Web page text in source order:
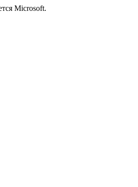
Microsoft.